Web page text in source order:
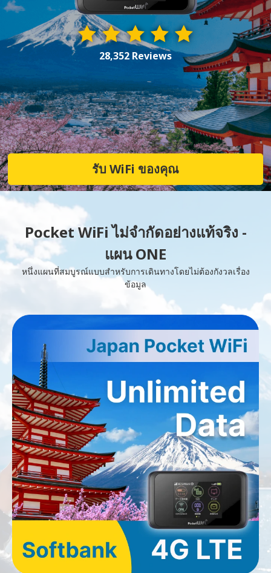
28,352 Reviews
รับ WiFi ของคุณ
Pocket WiFi ไม่จำกัดอย่างแท้จริง -
แผน ONE
หนึ่งแผนที่สมบูรณ์แบบสำหรับการเดินทางโดยไม่ต้องกังวลเรื่อง
ข้อมูล